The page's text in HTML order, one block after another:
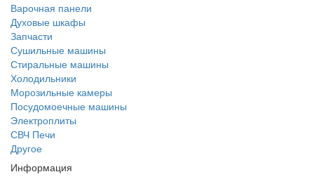
Варочная панели
Духовые шкафы
Запчасти
Сушильные машины
Стиральные машины
Холодильники
Морозильные камеры
Посудомоечные машины
Электроплиты
СВЧ Печи
Другое
Информация